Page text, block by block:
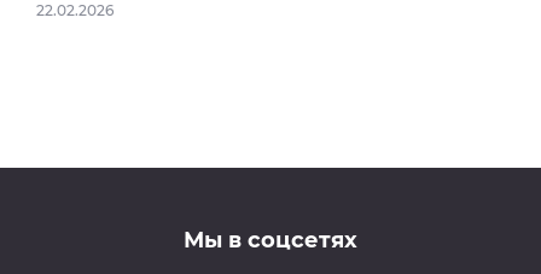
22.02.2026
Мы в соцсетях